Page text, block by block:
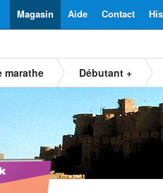
Contact
Aide
Magasin
marathe Débutant +